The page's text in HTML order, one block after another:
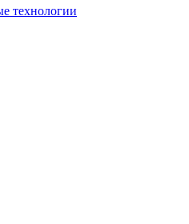
технологии